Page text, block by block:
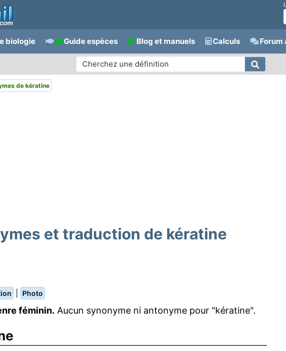
biologie Guide espèces Blog et manuels Calculs Forum
de kératine
et traduction de kératine
Photo
féminin. Aucun synonyme ni antonyme pour "kératine".